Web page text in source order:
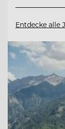
Entdecke alle